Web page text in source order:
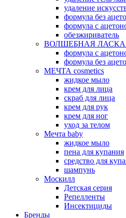
удаление
формула без
формула с
обезжириватель
ВОЛШЕБНАЯ ЛАСКА
формула с
формула без
МЕЧТА cosmetics
жидкое мыло
крем для лица
скраб для лица
крем для рук
крем для ног
уход за телом
Мечта baby
жидкое мыло
пена для купания
средство для
шампунь
Москилл
Детская серия
Репелленты
Инсектициды
Бренды